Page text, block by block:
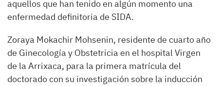
aquellos que han tenido en algún momento una
enfermedad definitoria de SIDA.
Zoraya Mokachir Mohsenin, residente de cuarto año
de Ginecología y Obstetricia en el hospital Virgen
de la Arrixaca, para la primera matrícula del
doctorado con su investigación sobre la inducción